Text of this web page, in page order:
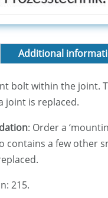
Additional
bolt within the joint.
joint is replaced.
: Order a
contains a few other
215.